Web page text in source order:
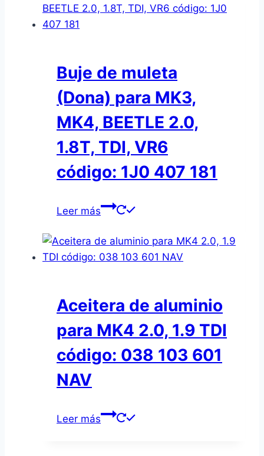
Buje de muleta
(Dona) para MK3,
MK4, BEETLE 2.0,
1.8T, TDI, VR6
código: 1J0 407 181
Leer más
Aceitera de aluminio
para MK4 2.0, 1.9 TDI
código: 038 103 601
NAV
Leer más